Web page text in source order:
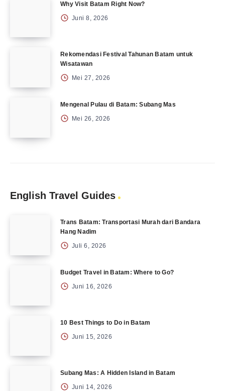
Why Visit Batam Right Now?
Juni 8, 2026
Rekomendasi Festival Tahunan Batam untuk
Wisatawan
Mei 27, 2026
Mengenal Pulau di Batam: Subang Mas
Mei 26, 2026
English Travel Guides
Trans Batam: Transportasi Murah dari Bandara
Hang Nadim
Juli 6, 2026
Budget Travel in Batam: Where to Go?
Juni 16, 2026
10 Best Things to Do in Batam
Juni 15, 2026
Subang Mas: A Hidden Island in Batam
Juni 14, 2026